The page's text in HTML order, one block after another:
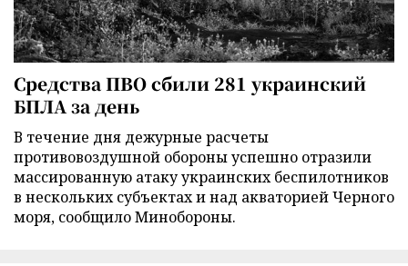
Средства ПВО сбили 281 украинский
БПЛА за день
В течение дня дежурные расчеты
противовоздушной обороны успешно отразили
массированную атаку украинских беспилотников
в нескольких субъектах и над акваторией Черного
моря, сообщило Минобороны.